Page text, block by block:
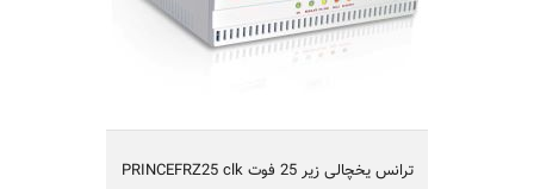
PRINCEFRZ25 clk ترانس یخچالی زیر 25 فوت